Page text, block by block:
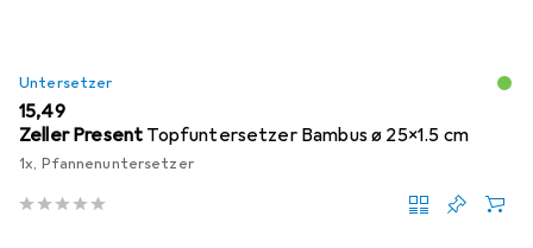
Untersetzer
EUR
15,49
Zeller Present Topfuntersetzer Bambus ø 25x1.5 cm
1x, Pfannenuntersetzer